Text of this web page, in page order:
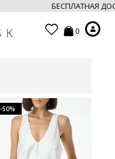
БЕСПЛАТНАЯ
0
-50%